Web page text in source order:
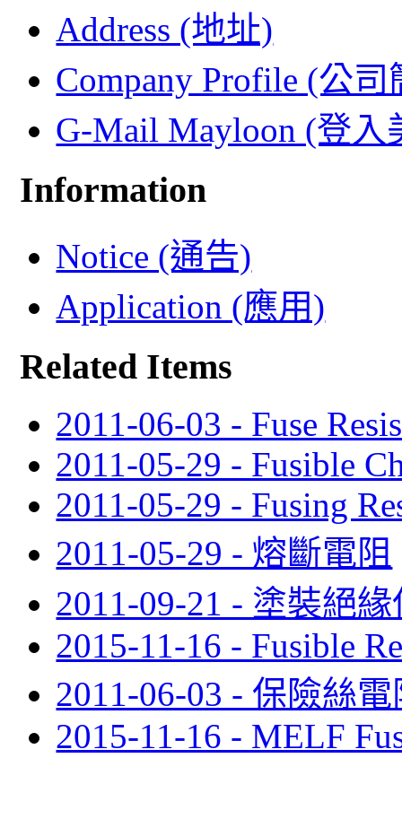
Address (地址)
Company Profile (公司
G-Mail Mayloon (登入
Information
Notice (通告)
Application (應用)
Related Items
2011-06-03 - Fuse
2011-05-29 - Fusible
2011-05-29 - Fusing
2011-05-29 - 熔斷電阻
2011-09-21 - 塗裝絕
2015-11-16 - Fusible
2011-06-03 - 保險絲
2015-11-16 - MELF